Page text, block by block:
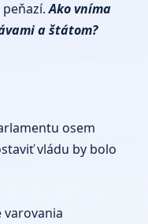
peňazí.Ako vníma
a štátom?
osem
vládu by bolo
varovania